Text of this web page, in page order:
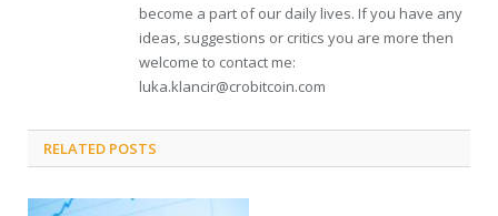
become a part of our daily lives. If you have any
ideas, suggestions or critics you are more then
welcome to contact me:
luka.klancir@crobitcoin.com
RELATED POSTS